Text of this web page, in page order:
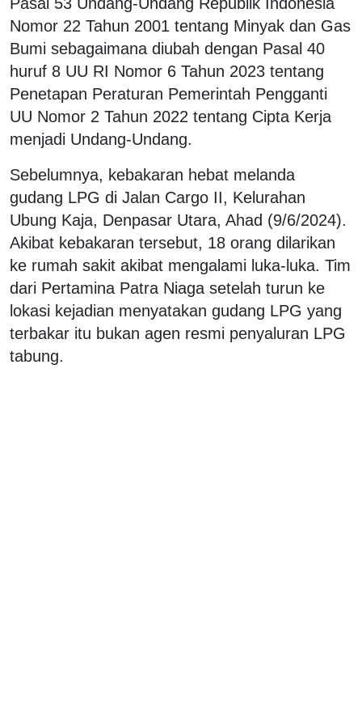
Nomor 22 Tahun 2001 tentang Minyak dan Gas
Bumi sebagaimana diubah dengan Pasal 40
huruf 8 UU RI Nomor 6 Tahun 2023 tentang
Penetapan Peraturan Pemerintah Pengganti
UU Nomor 2 Tahun 2022 tentang Cipta Kerja
menjadi Undang-Undang.
Sebelumnya, kebakaran hebat melanda
gudang LPG di Jalan Cargo II, Kelurahan
Ubung Kaja, Denpasar Utara, Ahad (9/6/2024).
Akibat kebakaran tersebut, 18 orang dilarikan
ke rumah sakit akibat mengalami luka-luka. Tim
dari Pertamina Patra Niaga setelah turun ke
lokasi kejadian menyatakan gudang LPG yang
terbakar itu bukan agen resmi penyaluran LPG
tabung.